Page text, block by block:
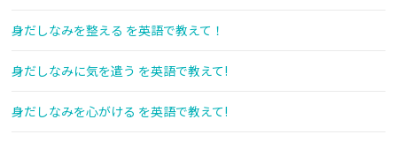
身だしなみを整える を英語で教えて！
身だしなみに気を遣う を英語で教えて!
身だしなみを心がける を英語で教えて!